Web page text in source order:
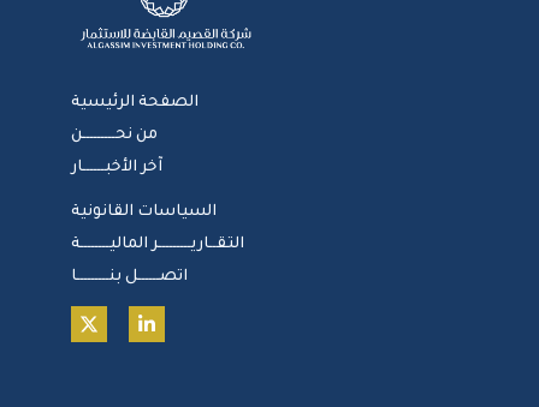
الصفحة الرئيسية
من نحـــــــــن
آخر الأخبــــــار
السياسات القانونية
التقــاريـــــــــر الماليــــــــة
اتصــــــل بنـــــــــا